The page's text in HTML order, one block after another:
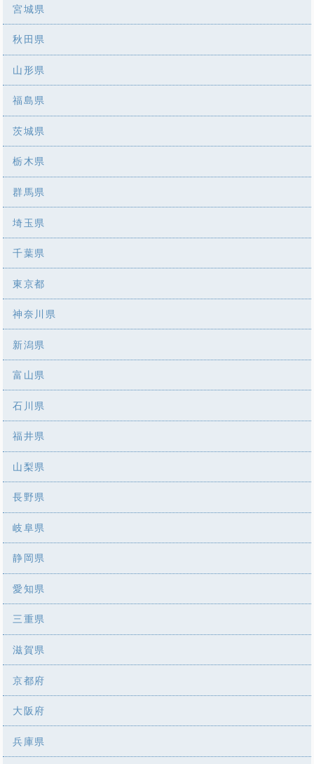
宮城県
秋田県
山形県
福島県
茨城県
栃木県
群馬県
埼玉県
千葉県
東京都
神奈川県
新潟県
富山県
石川県
福井県
山梨県
長野県
岐阜県
静岡県
愛知県
三重県
滋賀県
京都府
大阪府
兵庫県